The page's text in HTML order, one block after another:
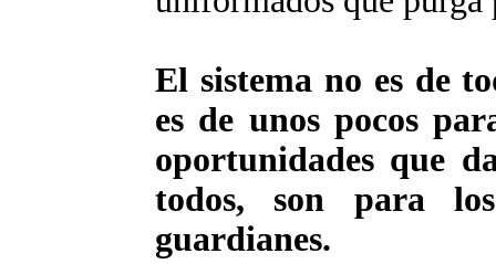
El sistema no es de
es de unos pocos
oportunidades que
todos, son para
guardianes.